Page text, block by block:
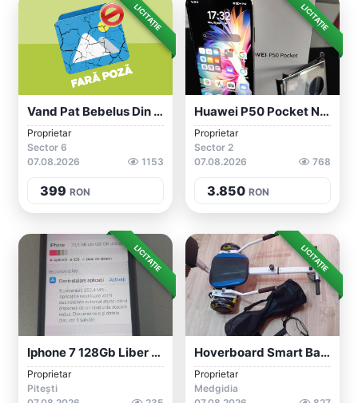
LICITAȚIE
Vand Pat Bebelus Din Lemn Cu Saltea Cu 2...
Proprietar
Sector 6
07.08.2026
1153
399 RON
LICITAȚIE
Huawei P50 Pocket Nou Cu Garanție Și Asi...
Proprietar
Sector 2
07.08.2026
768
3.850 RON
LICITAȚIE
Iphone 7 128Gb Liber De Retea
Proprietar
Pitești
LICITAȚIE
Hoverboard Smart Balance
Proprietar
Medgidia